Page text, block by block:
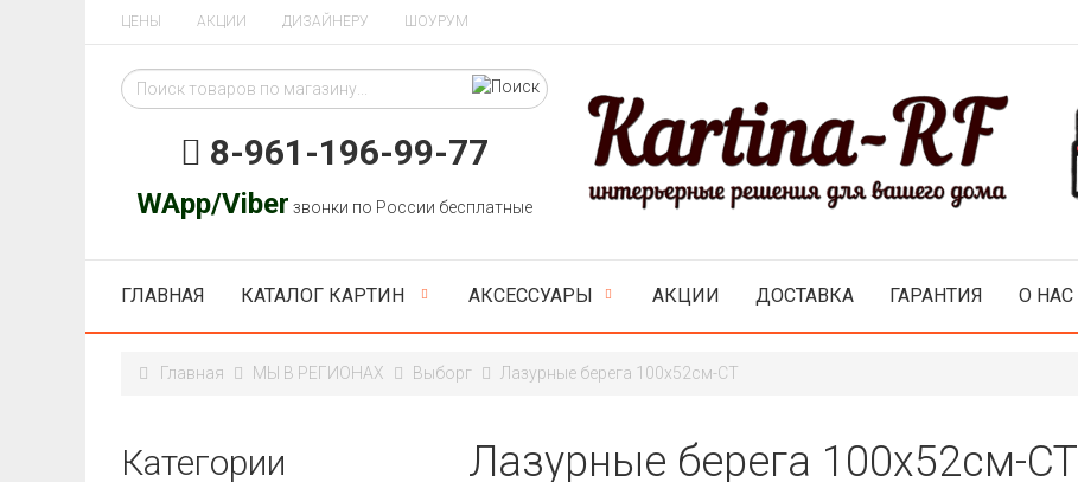
ЦЕНЫ АКЦИИ ДИЗАЙНЕРУ ШОУРУМ
8-961-196-99-77
WApp/Viber звонки по России бесплатные
ГЛАВНАЯ КАТАЛОГ КАРТИН АКСЕССУАРЫ АКЦИИ ДОСТАВКА ГАРАНТИЯ О НАС
Главная МЫ В РЕГИОНАХ Выборг Лазурные берега 100х52см-CT
Лазурные берега 100х52см-CT
Категории